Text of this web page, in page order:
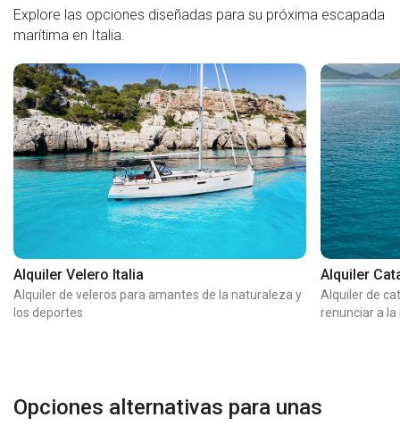
Explore las opciones diseñadas para su próxima escapada
marítima en Italia.
Alquiler Velero Italia
Alquiler de veleros para amantes de la naturaleza y
los deportes
Alquiler
Alquiler de
renunciar a
Opciones alternativas para unas